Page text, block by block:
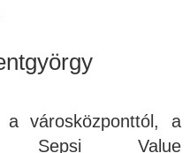
a városközponttól, a
Sepsi Value